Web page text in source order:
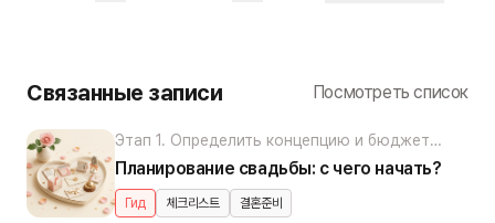
Связанные записи Посмотреть список
Этап 1. Определить концепцию и бюджет
(Д-360 до Д-270)
Гид 체크리스트 결혼준비
Планирование свадьбы: с чего начать?